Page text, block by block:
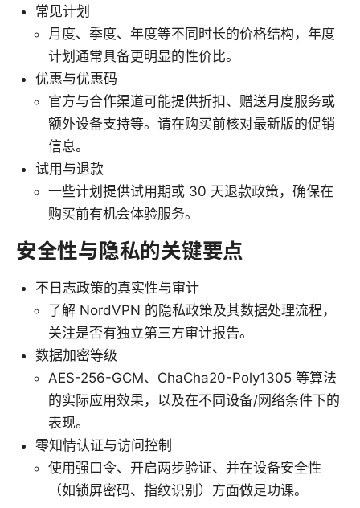
常见计划
月度、季度、年度等不同时长的价格结构，年度
计划通常具备更明显的性价比。
优惠与优惠码
官方与合作渠道可能提供折扣、赠送月度服务或
额外设备支持等。请在购买前核对最新版的促销
信息。
试用与退款
一些计划提供试用期或 30 天退款政策，确保在
购买前有机会体验服务。
安全性与隐私的关键要点
不日志政策的真实性与审计
了解 NordVPN 的隐私政策及其数据处理流程，
关注是否有独立第三方审计报告。
数据加密等级
AES-256-GCM、ChaCha20-Poly1305 等算法
的实际应用效果，以及在不同设备/网络条件下的
表现。
零知情认证与访问控制
使用强口令、开启两步验证、并在设备安全性
（如锁屏密码、指纹识别）方面做足功课。